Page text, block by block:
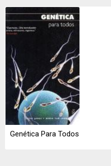
Genética Para Todos